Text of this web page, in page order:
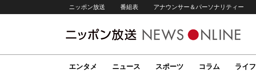
ニッポン放送 番組表 アナウンサー＆パーソナリティー
エンタメ ニュース スポーツ コラム ライフ